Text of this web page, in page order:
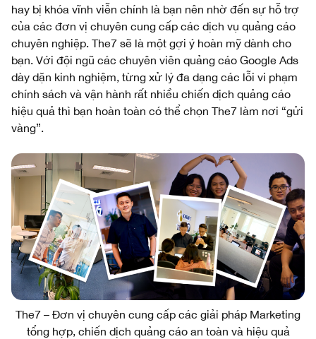
hay bị khóa vĩnh viễn chính là bạn nên nhờ đến sự hỗ trợ
của các đơn vị chuyên cung cấp các dịch vụ quảng cáo
chuyên nghiệp. The7 sẽ là một gợi ý hoàn mỹ dành cho
bạn. Với đội ngũ các chuyên viên quảng cáo Google Ads
dày dặn kinh nghiệm, từng xử lý đa dạng các lỗi vi phạm
chính sách và vận hành rất nhiều chiến dịch quảng cáo
hiệu quả thì bạn hoàn toàn có thể chọn The7 làm nơi “gửi
vàng”.
The7 – Đơn vị chuyên cung cấp các giải pháp Marketing
tổng hợp, chiến dịch quảng cáo an toàn và hiệu quả